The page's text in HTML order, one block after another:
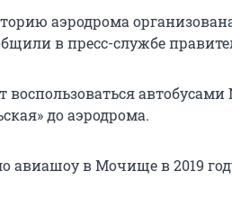
аэродрома
в пресс-службе
автобусами
до аэродрома.
авиашоу в Мочище в 2019